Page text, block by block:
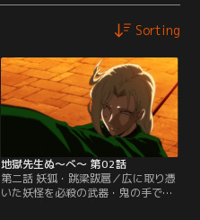
Sorting
地獄先生ぬ～べ～ 第02話
第二話 妖狐・跳梁跋扈／広に取り憑
いた妖怪を必殺の武器・鬼の手で退